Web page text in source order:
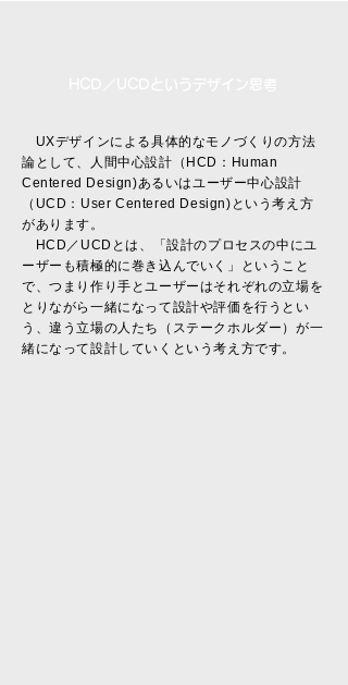
UXデザインによる具体的なモノづくりの方法
論として、人間中心設計（HCD：Human
Centered Design)あるいはユーザー中心設計
（UCD：User Centered Design)という考え方
があります。
HCD／UCDとは、「設計のプロセスの中にユ
ーザーも積極的に巻き込んでいく」ということ
で、つまり 作り手とユーザーはそれぞれの立場を
とりながら一緒になって設計や評価を行うとい
う、違う立場の人たち（ステークホルダー）が一
緒になって設計していくという考え方です。